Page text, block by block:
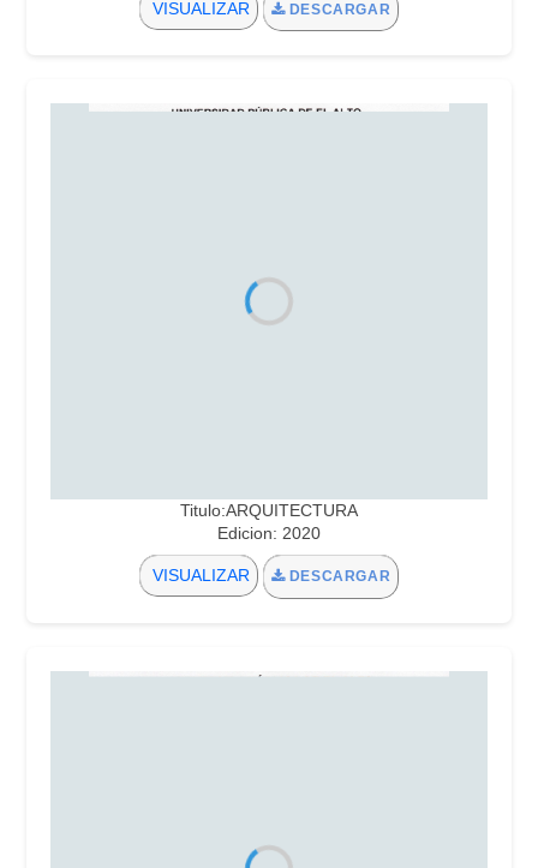
VISUALIZAR DESCARGAR
Titulo:ARQUITECTURA
Edicion: 2020
VISUALIZAR DESCARGAR